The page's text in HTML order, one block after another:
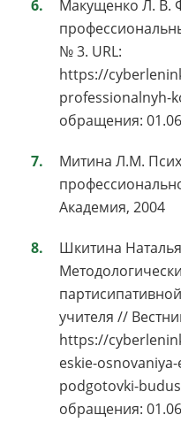
Макущенко Л. В.
№ 3. URL:
https://
professionalnyh-
обращения:
Митина Л.М.
Академия, 2004
Шкитина
учителя //
https://
eskie-
podgotovki-
обращения: